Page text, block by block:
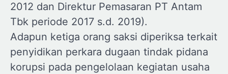
2012 dan Direktur Pemasaran PT Antam
Tbk periode 2017 s.d. 2019).
Adapun ketiga orang saksi diperiksa terkait
penyidikan perkara dugaan tindak pidana
korupsi pada pengelolaan kegiatan usaha